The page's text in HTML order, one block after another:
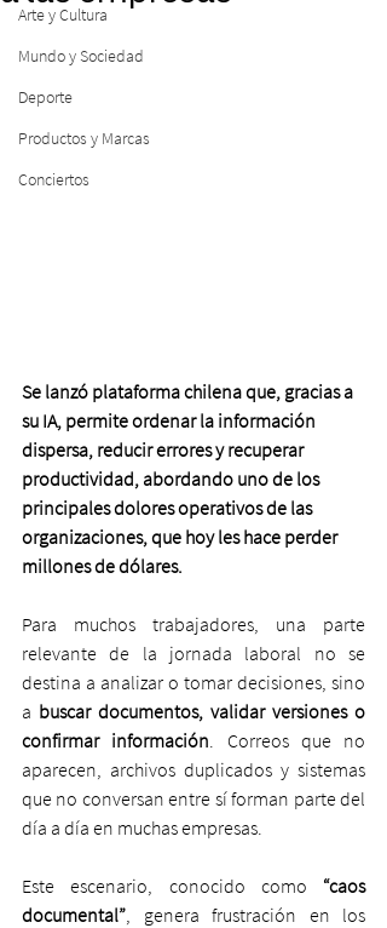
Arte y Cultura
Mundo y Sociedad
Deporte
Productos y Marcas
Conciertos
Se lanzó plataforma chilena que, gracias a
su IA, permite ordenar la información
dispersa, reducir errores y recuperar
productividad, abordando uno de los
principales dolores operativos de las
organizaciones, que hoy les hace perder
millones de dólares.
Para muchos trabajadores, una parte
relevante de la jornada laboral no se
destina a analizar o tomar decisiones, sino
a buscar documentos, validar versiones o
confirmar información. Correos que no
aparecen, archivos duplicados y sistemas
que no conversan entre sí forman parte del
día a día en muchas empresas.
Este escenario, conocido como “caos
documental”, genera frustración en los